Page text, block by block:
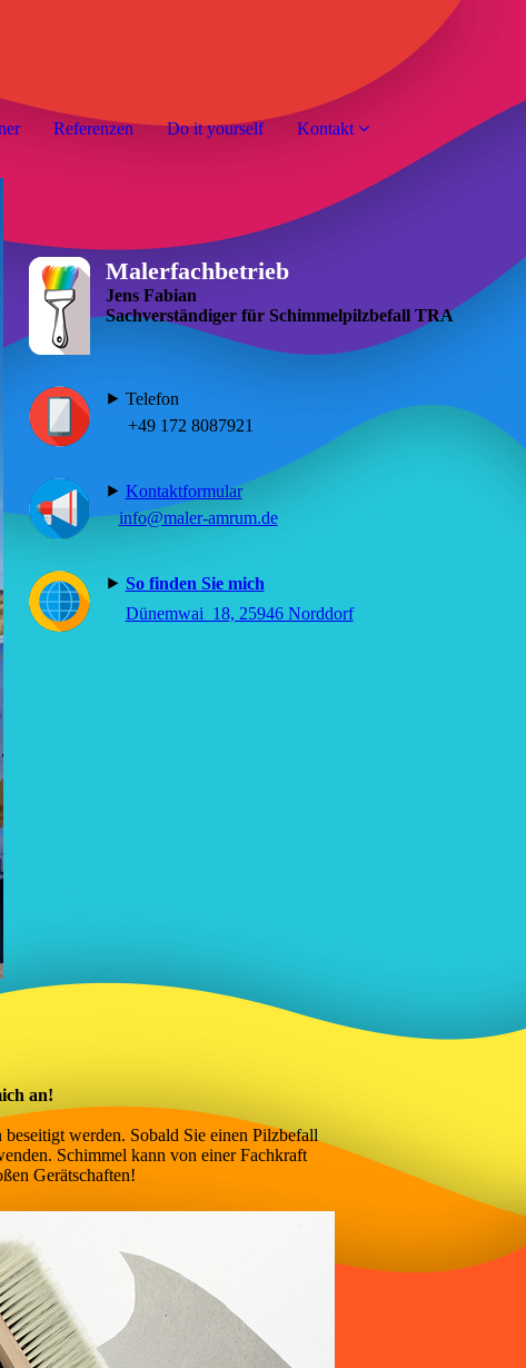
Referenzen Do it yourself Kontakt
Malerfachbetrieb
Jens Fabian
Sachverständiger für Schimmelpilzbefall TRA
⯈ Telefon
+49 172 8087921
⯈ Kontaktformular
info@maler-amrum.de
⯈ So finden Sie mich
Dünemwai 18, 25946 Norddorf
an!
werden. Sobald Sie einen Pilzbefall
Schimmel kann von einer Fachkraft
Gerätschaften!